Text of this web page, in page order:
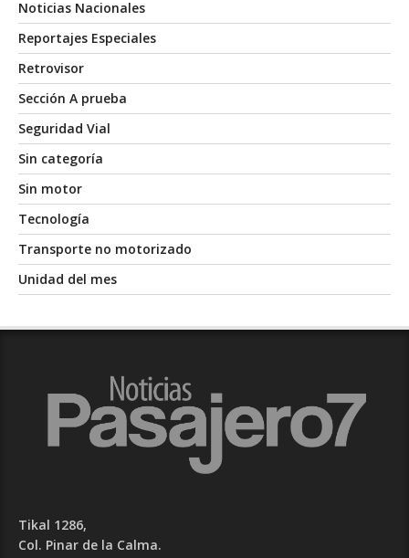
Noticias Nacionales
Reportajes Especiales
Retrovisor
Sección A prueba
Seguridad Vial
Sin categoría
Sin motor
Tecnología
Transporte no motorizado
Unidad del mes
Tikal 1286,
Col. Pinar de la Calma.​